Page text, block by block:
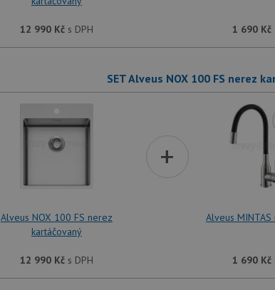
12 990 Kčs DPH 1 690 Kč
SET Alveus NOX 100 FS nerez
Alveus NOX 100 FS nerez
kartáčovaný
12 990 Kčs DPH
+
Alveus
1 690 Kč